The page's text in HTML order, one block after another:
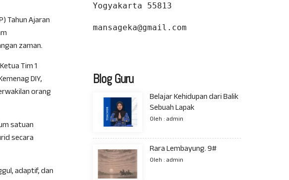
Tahun Ajaran
zaman.
Tim 1
DIY,
orang
satuan
secara
adaptif, dan
Yogyakarta 55813
mansageka@gmail.com
Blog Guru
Belajar Kehidupan dari Balik
Sebuah Lapak
Oleh : admin
Rara Lembayung. 9#
Oleh : admin